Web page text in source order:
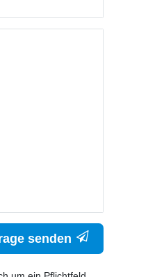
senden